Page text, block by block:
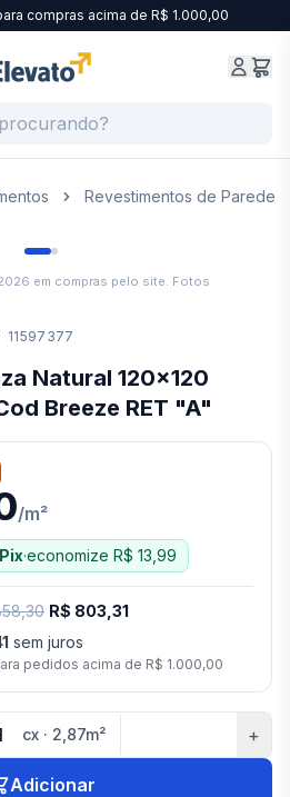
compras acima de R$ 1.000,00
Revestimentos de Parede
em compras pelo site. Fotos
11597377
Natural 120x120
Breeze RET "A"
/m²
·economize R$ 13,99
R$ 803,31
sem juros
pedidos acima de R$ 1.000,00
cx· 2,87m² +
Adicionar